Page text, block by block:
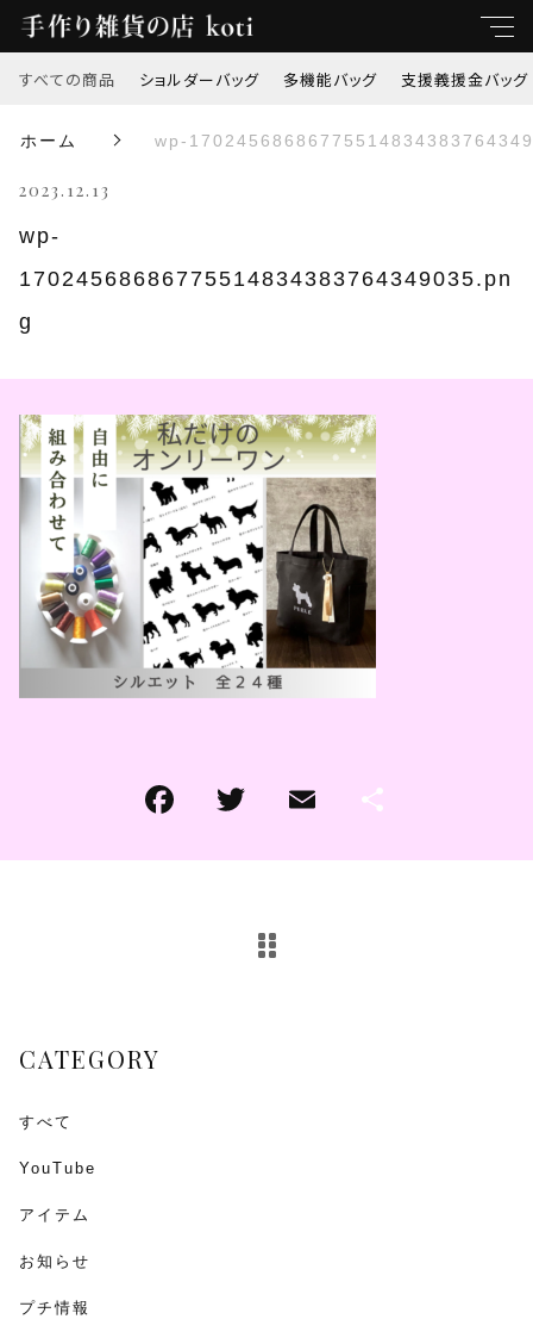
すべての商品 ショルダーバッグ 多機能バッグ 支援義援金バッグ
ホーム wp-
2023.12.13
wp-
17024568686775514834383764349035.pn
g
CATEGORY
すべて
YouTube
アイテム
お知らせ
プチ情報
オリジナル刺繍
トートバッグ
その他
親カテゴリ
価格帯
～
並び順
その他
在庫あり セール